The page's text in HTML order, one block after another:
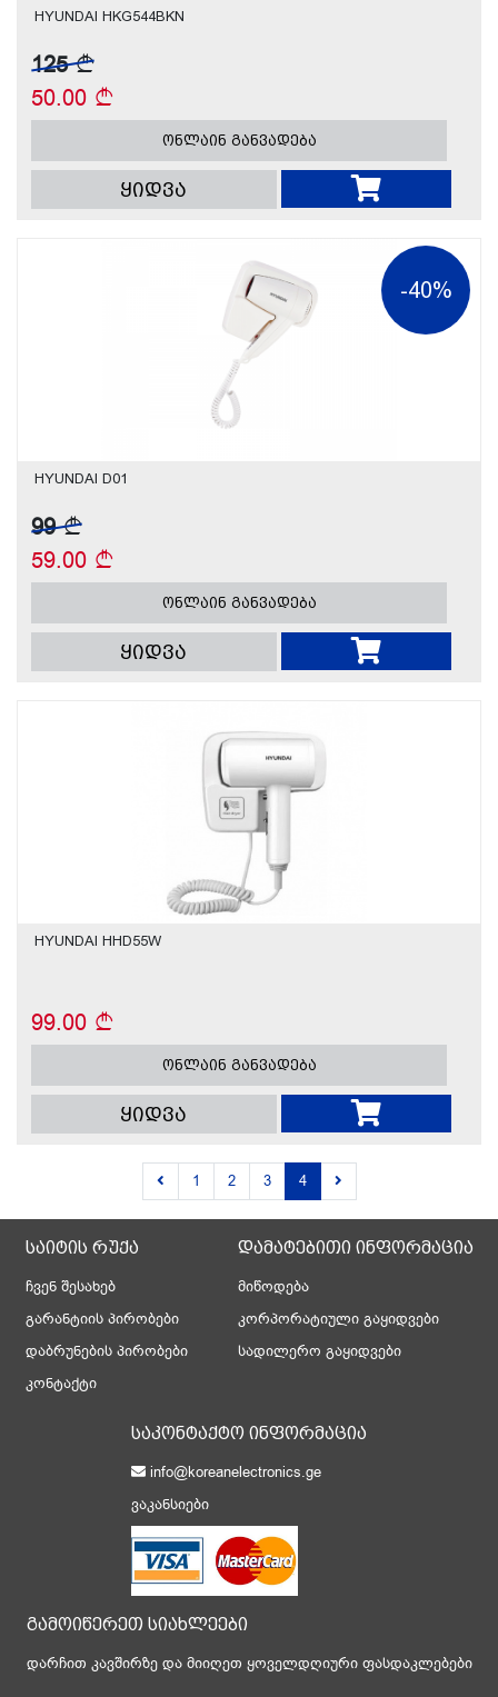
HYUNDAI HKG544BKN
125
50.00
ონლაინ განვადება
ყიდვა
-40%
HYUNDAI D01
99
59.00
ონლაინ განვადება
ყიდვა
HYUNDAI HHD55W
99.00
ონლაინ განვადება
ყიდვა
1 2 3 4
საიტის რუქა
ჩვენ შესახებ
გარანტიის პირობები
დაბრუნების პირობები
კონტაქტი
დამატებითი ინფორმაცია
მიწოდება
კორპორატიული გაყიდვები
სადილერო გაყიდვები
საკონტაქტო ინფორმაცია
info@koreanelectronics.ge
ვაკანსიები
გამოიწერეთ სიახლეები
დარჩით კავშირზე და მიიღეთ ყოველდღიური ფასდაკლებები